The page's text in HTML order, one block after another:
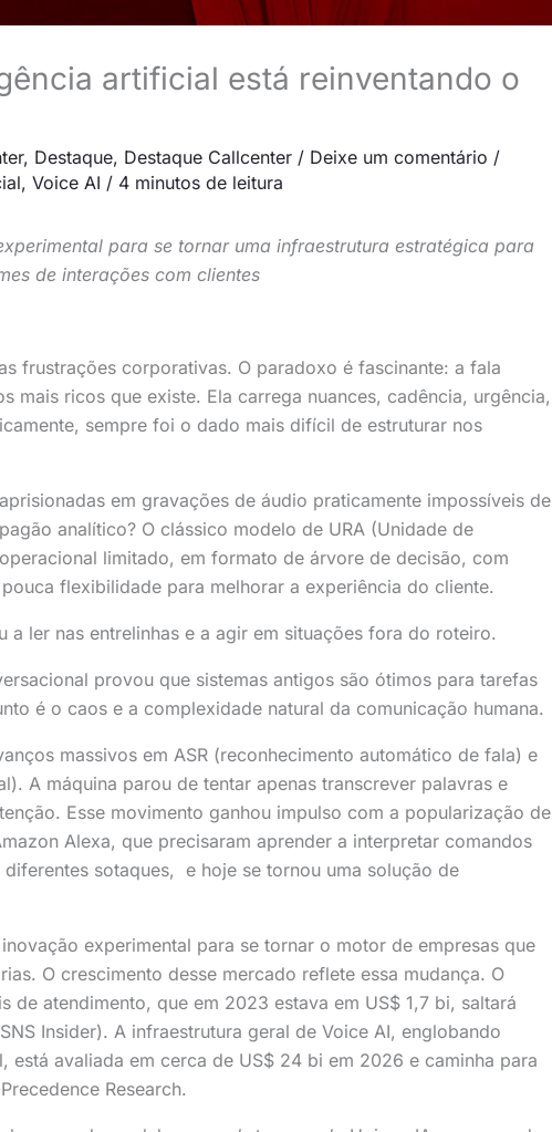
artificial está reinventando o
, Destaque, Destaque Callcenter / Deixe um comentário /
, Voice AI / 4 minutos de leitura
para se tornar uma infraestrutura estratégica para
de interações com clientes
frustrações corporativas. O paradoxo é fascinante: a fala
mais ricos que existe. Ela carrega nuances, cadência, urgência,
sempre foi o dado mais difícil de estruturar nos
em gravações de áudio praticamente impossíveis de
analítico? O clássico modelo de URA (Unidade de
limitado, em formato de árvore de decisão, com
flexibilidade para melhorar a experiência do cliente.
a ler nas entrelinhas e a agir em situações fora do roteiro.
provou que sistemas antigos são ótimos para tarefas
é o caos e a complexidade natural da comunicação humana.
massivos em ASR (reconhecimento automático de fala) e
A máquina parou de tentar apenas transcrever palavras e
Esse movimento ganhou impulso com a popularização de
Alexa, que precisaram aprender a interpretar comandos
sotaques, e hoje se tornou uma solução de
experimental para se tornar o motor de empresas que
O crescimento desse mercado reflete essa mudança. O
de atendimento, que em 2023 estava em US$ 1,7 bi, saltará
Insider). A infraestrutura geral de Voice AI, englobando
está avaliada em cerca de US$ 24 bi em 2026 e caminha para
Research.